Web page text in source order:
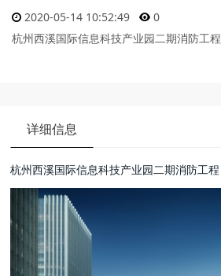
2020-05-14 10:52:49
0
杭州西溪国际信息科技产业园二期消防工程
详细信息
杭州西溪国际信息科技产业园二期消防工程